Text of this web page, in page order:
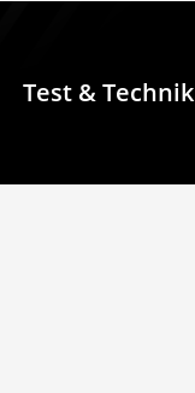
Test & Technik